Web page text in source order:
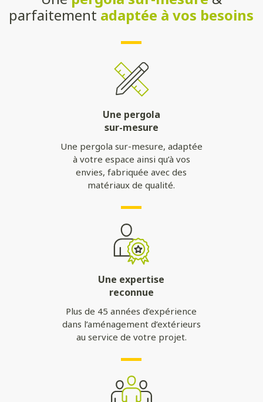
parfaitement adaptée à vos besoins
Une pergola
sur-mesure
Une pergola sur-mesure, adaptée
à votre espace ainsi qu’à vos
envies, fabriquée avec des
matériaux de qualité.
Une expertise
reconnue
Plus de 45 années d’expérience
dans l’aménagement d’extérieurs
au service de votre projet.